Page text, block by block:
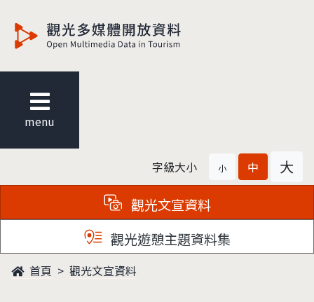
menu
字級大小 小 中 大
觀光文宣資料
觀光遊憩主題資料集
首頁 觀光文宣資料